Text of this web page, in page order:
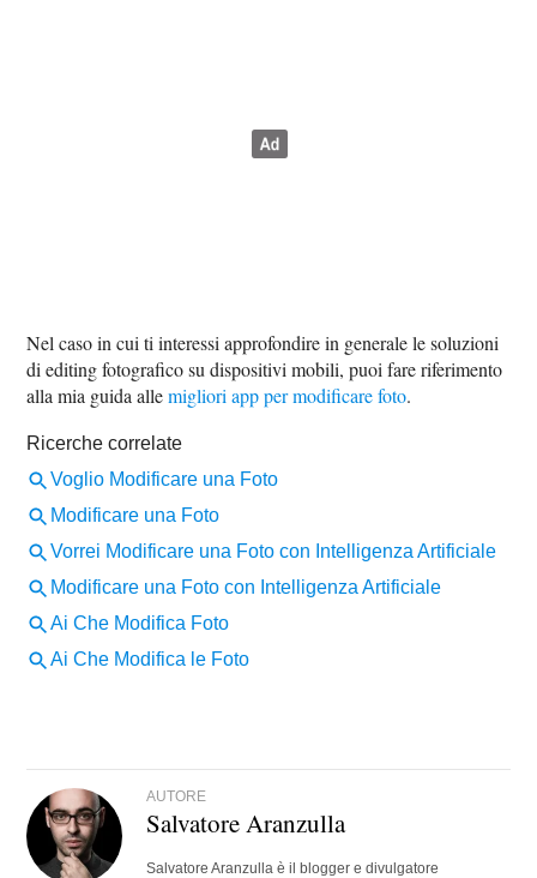
Nel caso in cui ti interessi approfondire in generale le soluzioni
di editing fotografico su dispositivi mobili, puoi fare riferimento
alla mia guida allemigliori app per modificare foto.
AUTORE
Salvatore Aranzulla
Salvatore Aranzulla è il blogger e divulgatore